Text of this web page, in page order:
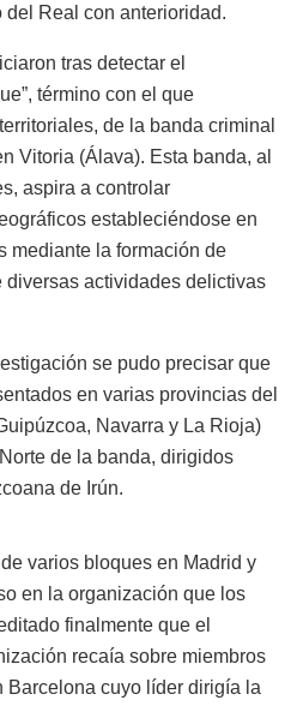
Real con anterioridad.
tras detectar el
término con el que
de la banda criminal
Vitoria (Álava). Esta banda, al
aspira a controlar
estableciéndose en
mediante la formación de
actividades delictivas
se pudo precisar que
en varias provincias del
Navarra y La Rioja)
de la banda, dirigidos
de Irún.
varios bloques en Madrid y
en la organización que los
finalmente que el
recaía sobre miembros
cuyo líder dirigía la